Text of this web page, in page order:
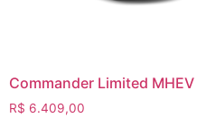
Commander Limited MHEV
R$ 6.409,00